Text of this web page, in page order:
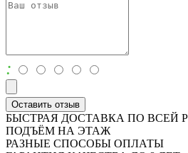
:
Оставить отзыв
БЫСТРАЯ ДОСТАВКА ПО ВСЕЙ
ПОДЪЁМ НА ЭТАЖ
РАЗНЫЕ СПОСОБЫ ОПЛАТЫ